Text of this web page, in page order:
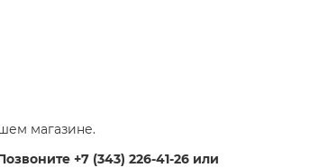
магазине.
+7 (343) 226-41-26 или